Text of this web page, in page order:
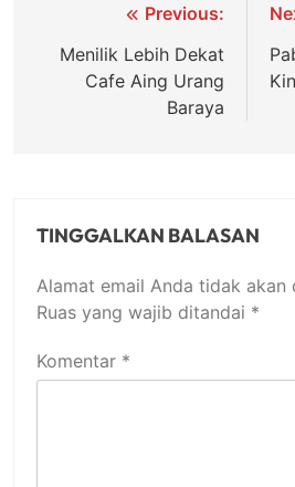
Navigasi
pos
Previous:
Menilik Lebih Dekat
Cafe Aing Urang
Baraya
TINGGALKAN BALASAN
Alamat email Anda tidak akan
Ruas yang wajib ditandai *
Komentar *